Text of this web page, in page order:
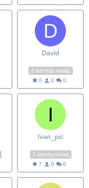
David
3 месяца назад
0
0 0
Ivan_pic
1 месяц назад
7
0 0